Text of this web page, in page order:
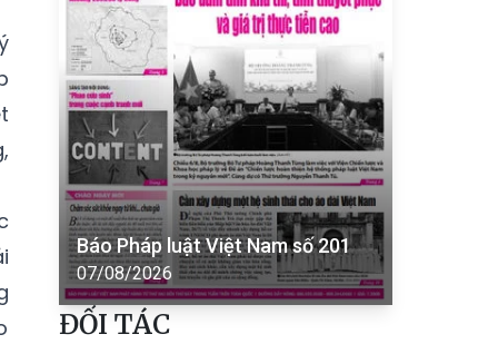
Báo Pháp luật Việt Nam số 201
07/08/2026
ĐỐI TÁC